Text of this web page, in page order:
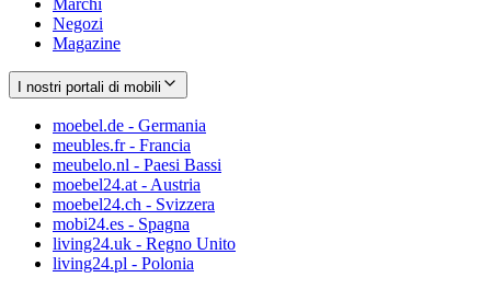
Negozi
Magazine
I nostri portali di mobili
moebel.de - Germania
meubles.fr - Francia
meubelo.nl - Paesi Bassi
moebel24.at - Austria
moebel24.ch - Svizzera
mobi24.es - Spagna
living24.uk - Regno Unito
living24.pl - Polonia